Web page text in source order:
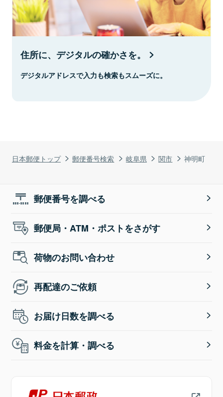
日本郵便トップ 郵便番号検索 岐阜県 関市 神明町
住所に、デジタルの確かさを。
デジタルアドレスで入力も検索もスムーズに。
郵便番号を調べる
郵便局・ATM・ポストをさがす
荷物のお問い合わせ
再配達のご依頼
お届け日数を調べる
料金を計算・調べる